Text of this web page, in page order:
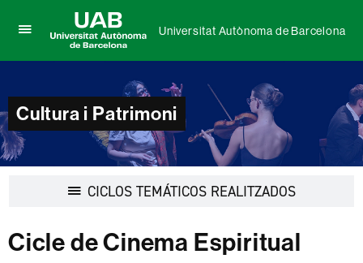
aquí
el
menú
de
Universitat
Autònoma
Barcelona
de
Barcelona
Universitat Autònoma de Barcelona
Cultura i Patrimoni
CICLOS TEMÁTICOS REALITZADOSDesplegar
Cicle de Cinema Espiritual